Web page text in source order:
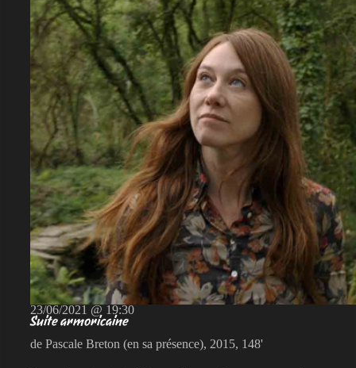
23/06/2021 @ 19:30
Suite armoricaine
de Pascale Breton (en sa présence), 2015, 148'